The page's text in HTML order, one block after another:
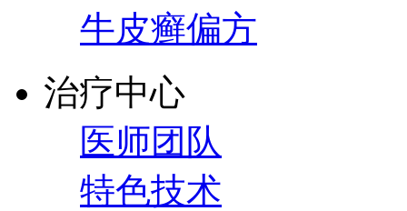
牛皮癣偏方
治疗中心
医师团队
特色技术